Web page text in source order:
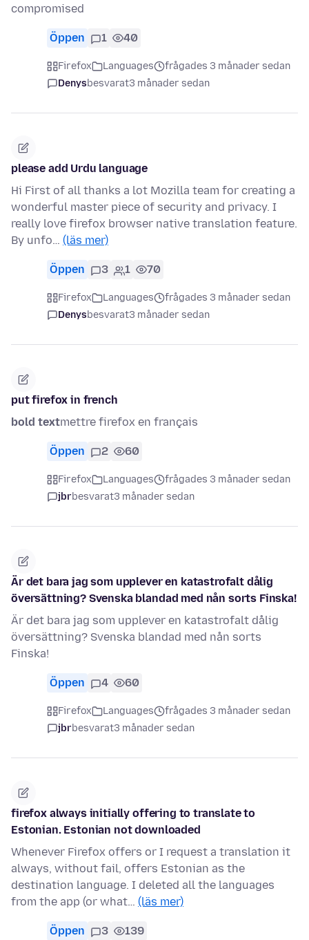
compromised
Öppen 1 40
Firefox Languages
frågades 3 månader sedan
Denysbesvarat3 månader sedan
please add Urdu language
Hi First of all thanks a lot Mozilla team for creating a
wonderful master piece of security and privacy. I
really love firefox browser native translation feature.
By unfo… (läs mer)
Öppen 3 1 70
Firefox Languages
frågades 3 månader sedan
Denysbesvarat3 månader sedan
put firefox in french
bold textmettre firefox en français
Öppen 2 60
Firefox Languages
frågades 3 månader sedan
jbrbesvarat3 månader sedan
Är det bara jag som upplever en katastrofalt dålig
översättning? Svenska blandad med nån sorts Finska!
Är det bara jag som upplever en katastrofalt dålig
översättning? Svenska blandad med nån sorts
Finska!
Öppen 4 60
Firefox Languages
frågades 3 månader sedan
jbrbesvarat3 månader sedan
firefox always initially offering to translate to
Estonian. Estonian not downloaded
Whenever Firefox offers or I request a translation it
always, without fail, offers Estonian as the
destination language. I deleted all the languages
from the app (or what… (läs mer)
Öppen 3 139